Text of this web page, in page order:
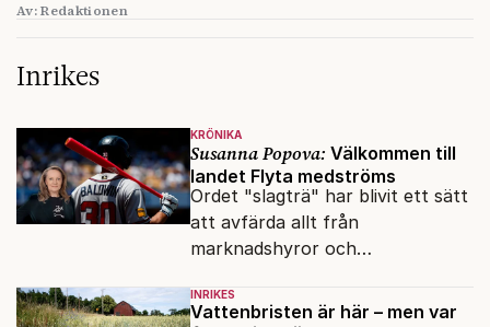
Av: Redaktionen
Inrikes
KRÖNIKA
Susanna Popova: Välkommen till
landet Flyta medströms
Ordet "slagträ" har blivit ett sätt
att avfärda allt från
marknadshyror och
om antisemitism.
INRIKES
Vattenbristen är här – men var